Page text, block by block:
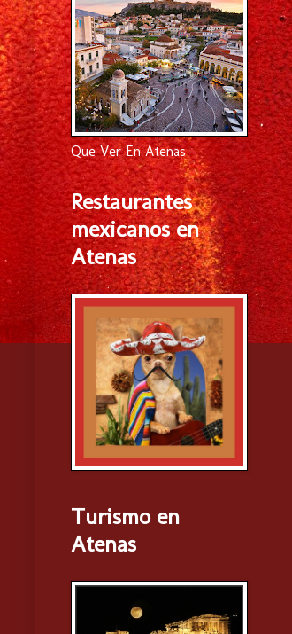
Que Ver En Atenas
Restaurantes
mexicanos en
Atenas
Turismo en
Atenas